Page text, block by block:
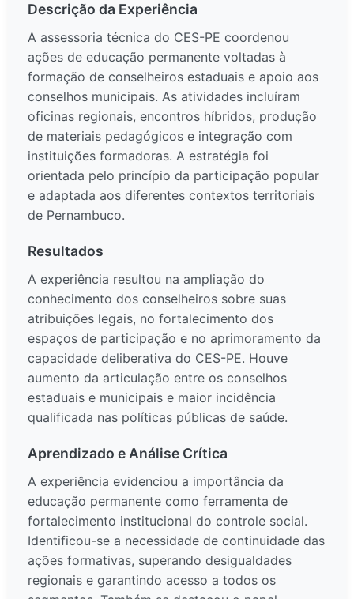
Descrição da Experiência
A assessoria técnica do CES-PE coordenou
ações de educação permanente voltadas à
formação de conselheiros estaduais e apoio aos
conselhos municipais. As atividades incluíram
oficinas regionais, encontros híbridos, produção
de materiais pedagógicos e integração com
instituições formadoras. A estratégia foi
orientada pelo princípio da participação popular
e adaptada aos diferentes contextos territoriais
de Pernambuco.
Resultados
A experiência resultou na ampliação do
conhecimento dos conselheiros sobre suas
atribuições legais, no fortalecimento dos
espaços de participação e no aprimoramento da
capacidade deliberativa do CES-PE. Houve
aumento da articulação entre os conselhos
estaduais e municipais e maior incidência
qualificada nas políticas públicas de saúde.
Aprendizado e Análise Crítica
A experiência evidenciou a importância da
educação permanente como ferramenta de
fortalecimento institucional do controle social.
Identificou-se a necessidade de continuidade das
ações formativas, superando desigualdades
regionais e garantindo acesso a todos os